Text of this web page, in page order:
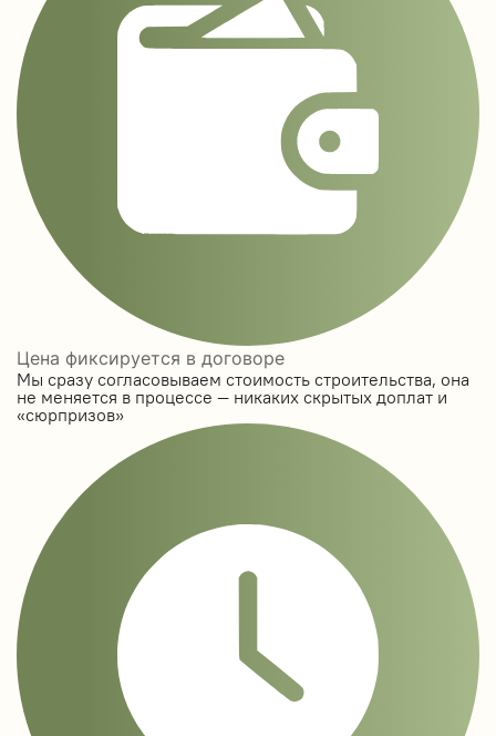
Цена фиксируется в договоре
Мы сразу согласовываем стоимость строительства, она
не меняется в процессе — никаких скрытых доплат и
«сюрпризов»